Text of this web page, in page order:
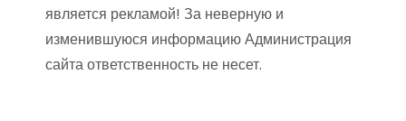
является рекламой! За неверную и
изменившуюся информацию Администрация
сайта ответственность не несет.